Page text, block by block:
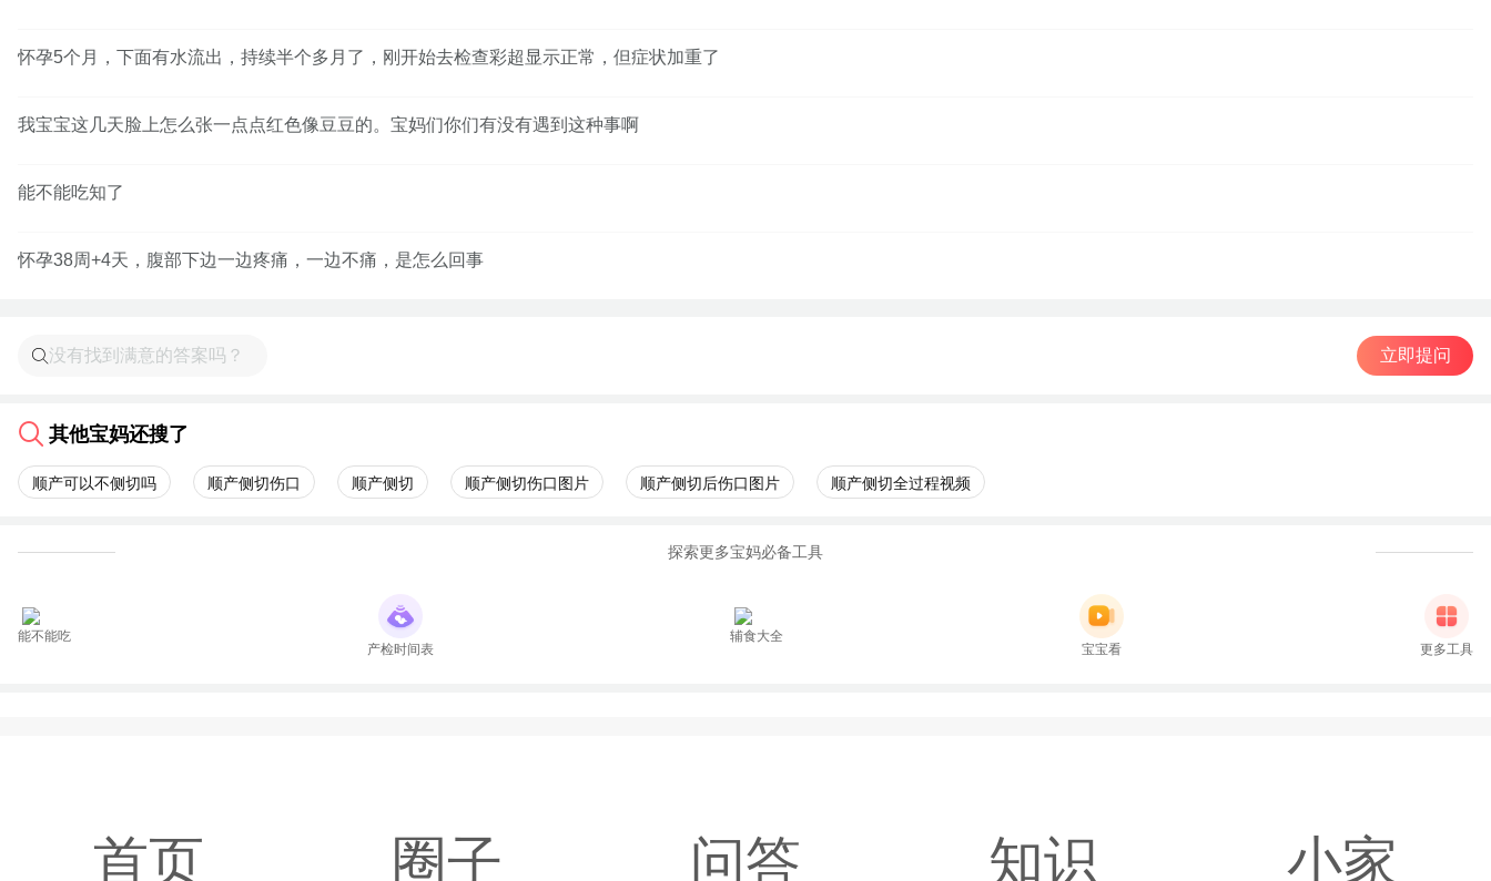
怀孕5个月，下面有水流出，持续半个多月了，刚开始去检查彩超显示正常，但症状加重了
我宝宝这几天脸上怎么张一点点红色像豆豆的。宝妈们你们有没有遇到这种事啊
能不能吃知了
怀孕38周+4天，腹部下边一边疼痛，一边不痛，是怎么回事
立即提问
其他宝妈还搜了
顺产可以不侧切吗 顺产侧切伤口 顺产侧切 顺产侧切伤口图片 顺产侧切后伤口图片 顺产侧切全过程视频
探索更多宝妈必备工具
能不能吃
产检时间表
辅食大全
宝宝看
更多工具
首页 圈子 问答 知识 小家